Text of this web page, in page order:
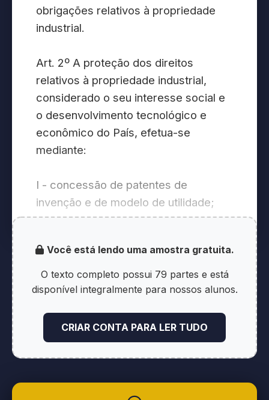
obrigações relativos à propriedade
industrial.
Art. 2º A proteção dos direitos
relativos à propriedade industrial,
considerado o seu interesse social e
o desenvolvimento tecnológico e
econômico do País, efetua-se
mediante:
I - concessão de patentes de
invenção e de modelo de utilidade;
industrial;
III - concessão de registro de marca;
IV - repressão às falsas indicações
geográficas; e
Você está lendo uma amostra gratuita.
O texto completo possui 79 partes e está
disponível integralmente para nossos alunos.
CRIAR CONTA PARA LER TUDO